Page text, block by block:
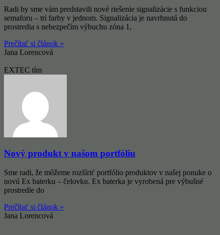
Radi by sme vám predstavili nové riešenie signalizácie s funkciou
semaforu – tri farby v jednom. Signalizácia je navrhnutá do
prostredia s nebezpečím výbuchu zóna 1,
Prečítať si článok »
Jana Lorencová
EXTEC tím
Nový produkt v našom portfóliu
Sme radi, že môžeme rozšíriť portfólio produktov v našej ponuke o
novú Ex baterku – čelovku. Ex baterka je vyrobená pre výbušné
prostredie do
Prečítať si článok »
Jana Lorencová